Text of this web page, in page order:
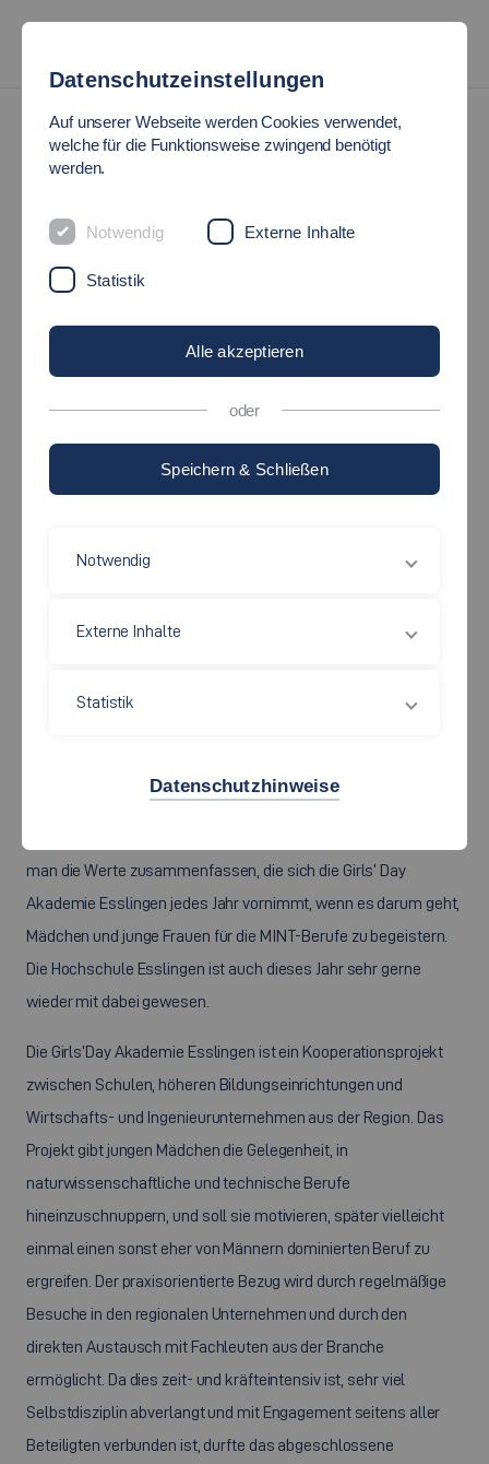
SELBSTBEWUSST IN
EINER MÄNNERDOMÄNE
Wissbegierde wecken und Lust machen auf Bildung.
man die Werte zusammenfassen, die sich die Girls‘ Day
Akademie Esslingen jedes Jahr vornimmt, wenn es darum geht,
Mädchen und junge Frauen für die MINT-Berufe zu begeistern.
Die Hochschule Esslingen ist auch dieses Jahr sehr gerne
wieder mit dabei gewesen.
Die Girls’DayAkademie Esslingen ist ein Kooperationsprojekt
zwischen Schulen, höheren Bildungseinrichtungen und
Wirtschafts- und Ingenieurunternehmen aus der Region. Das
Projekt gibt jungen Mädchen die Gelegenheit, in
naturwissenschaftliche und technische Berufe
hineinzuschnuppern, und soll sie motivieren, später vielleicht
einmal einen sonst eher von Männern dominierten Beruf zu
ergreifen. Der praxisorientierte Bezug wird durch regelmäßige
Besuche in den regionalen Unternehmen und durch den
direkten Austausch mit Fachleuten aus der Branche
ermöglicht. Da dies zeit- und kräfteintensiv ist, sehr viel
Selbstdisziplin abverlangt und mit Engagement seitens aller
Beteiligten verbunden ist, durfte das abgeschlossene
Datenschutzeinstellungen
Auf unserer Webseite werden Cookies verwendet,
welche für die Funktionsweise zwingend benötigt
werden.
Notwendig Externe Inhalte
Statistik
Alle akzeptieren
oder
Speichern & Schließen
Notwendig
Externe Inhalte
Statistik
Datenschutzhinweise